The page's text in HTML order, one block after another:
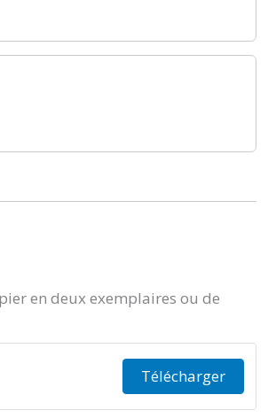
en deux exemplaires ou de
Télécharger